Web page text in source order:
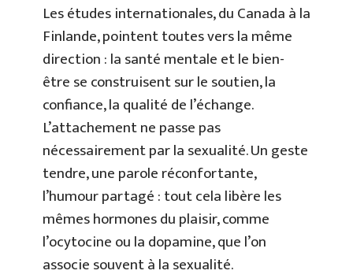
Les études internationales, du Canada à la
Finlande, pointent toutes vers la même
direction : la santé mentale et le bien-
être se construisent sur le soutien, la
confiance, la qualité de l’échange.
L’attachement ne passe pas
nécessairement par la sexualité. Un geste
tendre, une parole réconfortante,
l’humour partagé : tout cela libère les
mêmes hormones du plaisir, comme
l’ocytocine ou la dopamine, que l’on
associe souvent à la sexualité.